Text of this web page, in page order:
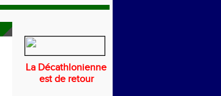
La Décathlonienne
est de retour